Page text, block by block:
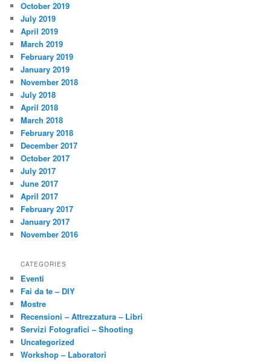
October 2019
July 2019
April 2019
March 2019
February 2019
January 2019
November 2018
July 2018
April 2018
March 2018
February 2018
December 2017
October 2017
July 2017
June 2017
April 2017
February 2017
January 2017
November 2016
CATEGORIES
Eventi
Fai da te – DIY
Mostre
Recensioni – Attrezzatura – Libri
Servizi Fotografici – Shooting
Uncategorized
Workshop – Laboratori